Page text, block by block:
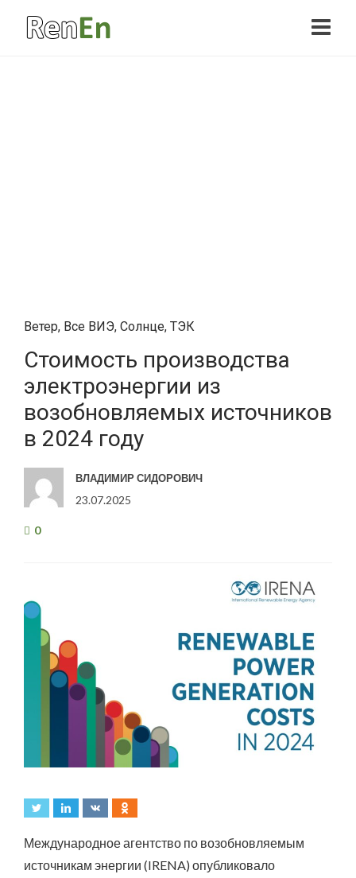
Ветер, Все ВИЭ, Солнце, ТЭК
Стоимость производства
электроэнергии из
возобновляемых источников
в 2024 году
ВЛАДИМИР СИДОРОВИЧ
23.07.2025
0
Международное агентство по возобновляемым
источникам энергии (IRENA) опубликовало